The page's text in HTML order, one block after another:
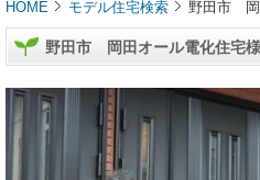
HOME モデル住宅検索 野田市 岡
野田市 岡田オール電化住宅様